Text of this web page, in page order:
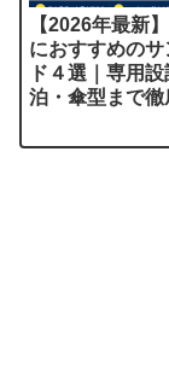
【2026年最新
におすすめの
ド４選｜専用
泊・傘型まで徹